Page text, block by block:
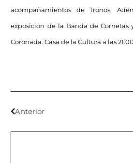
acompañamientos de Tronos.
exposición de la Banda de Cornetas
Coronada. Casa de la Cultura a las
Anterior